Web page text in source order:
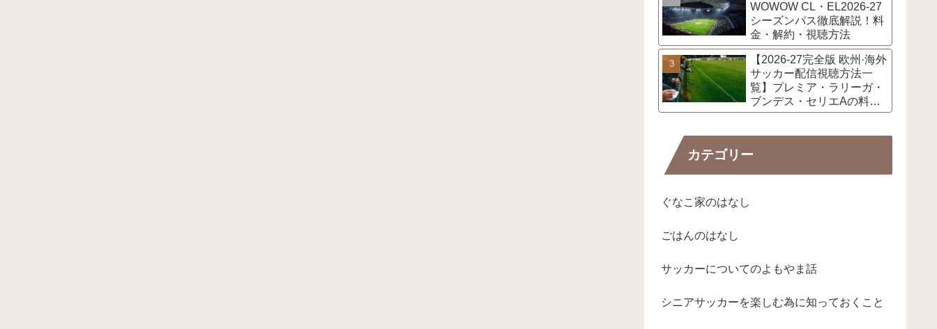
WOWOW CL・EL2026-27
シーズンパス徹底解説！料
金・解約・視聴方法
【2026-27完全版 欧州·海外
サッカー配信視聴方法一
覧】プレミア・ラリーガ・
ブンデス・セリエAの料
金・開幕日程・放映権まと
カテゴリー
ぐなこ家のはなし
ごはんのはなし
サッカーについてのよもやま話
シニアサッカーを楽しむ為に知っておくこと